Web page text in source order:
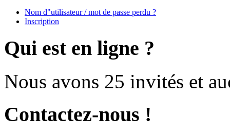
Nom d"utilisateur / mot de passe perdu ?
Inscription
Qui est en ligne ?
Nous avons 25 invités et
Contactez-nous !